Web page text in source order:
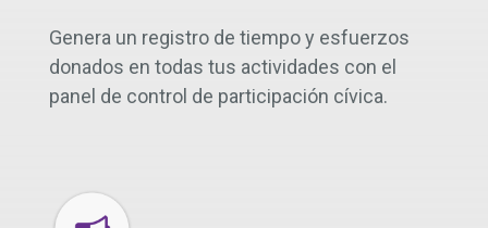
Genera un registro de tiempo y esfuerzos
donados en todas tus actividades con el
panel de control de participación cívica.